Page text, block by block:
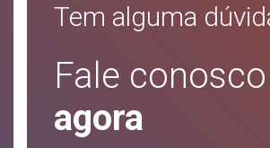
Tem alguma
Fale conosco
agora